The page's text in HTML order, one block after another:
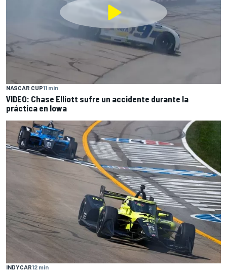
NASCAR CUP11 min
VIDEO: Chase Elliott sufre un accidente durante la
práctica en Iowa
INDYCAR12 min